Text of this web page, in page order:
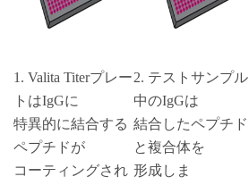
1. Valita Titerプレー
トはIgGに
特異的に結合する
ペプチドが
コーティングされ
2. テストサンプル
中のIgGは
結合したペプチド
と複合体を
形成しま